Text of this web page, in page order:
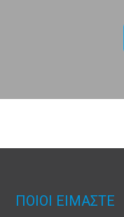
ΠΟΙΟΙ ΕΙΜΑΣΤΕ